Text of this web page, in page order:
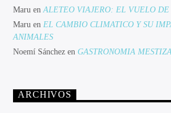
Maru enALETEO VIAJERO: EL VUELO DE
Maru en EL CAMBIO CLIMATICO Y SU
ANIMALES
Noemí Sánchez enGASTRONOMIA
ARCHIVOS